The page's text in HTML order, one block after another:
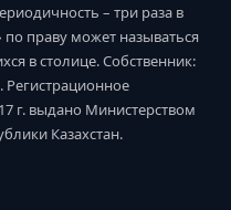
– три раза в
праву может называться
в столице. Собственник:
Регистрационное
г. выдано Министерством
Казахстан.